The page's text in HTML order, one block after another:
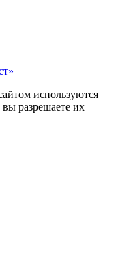
используются
разрешаете их